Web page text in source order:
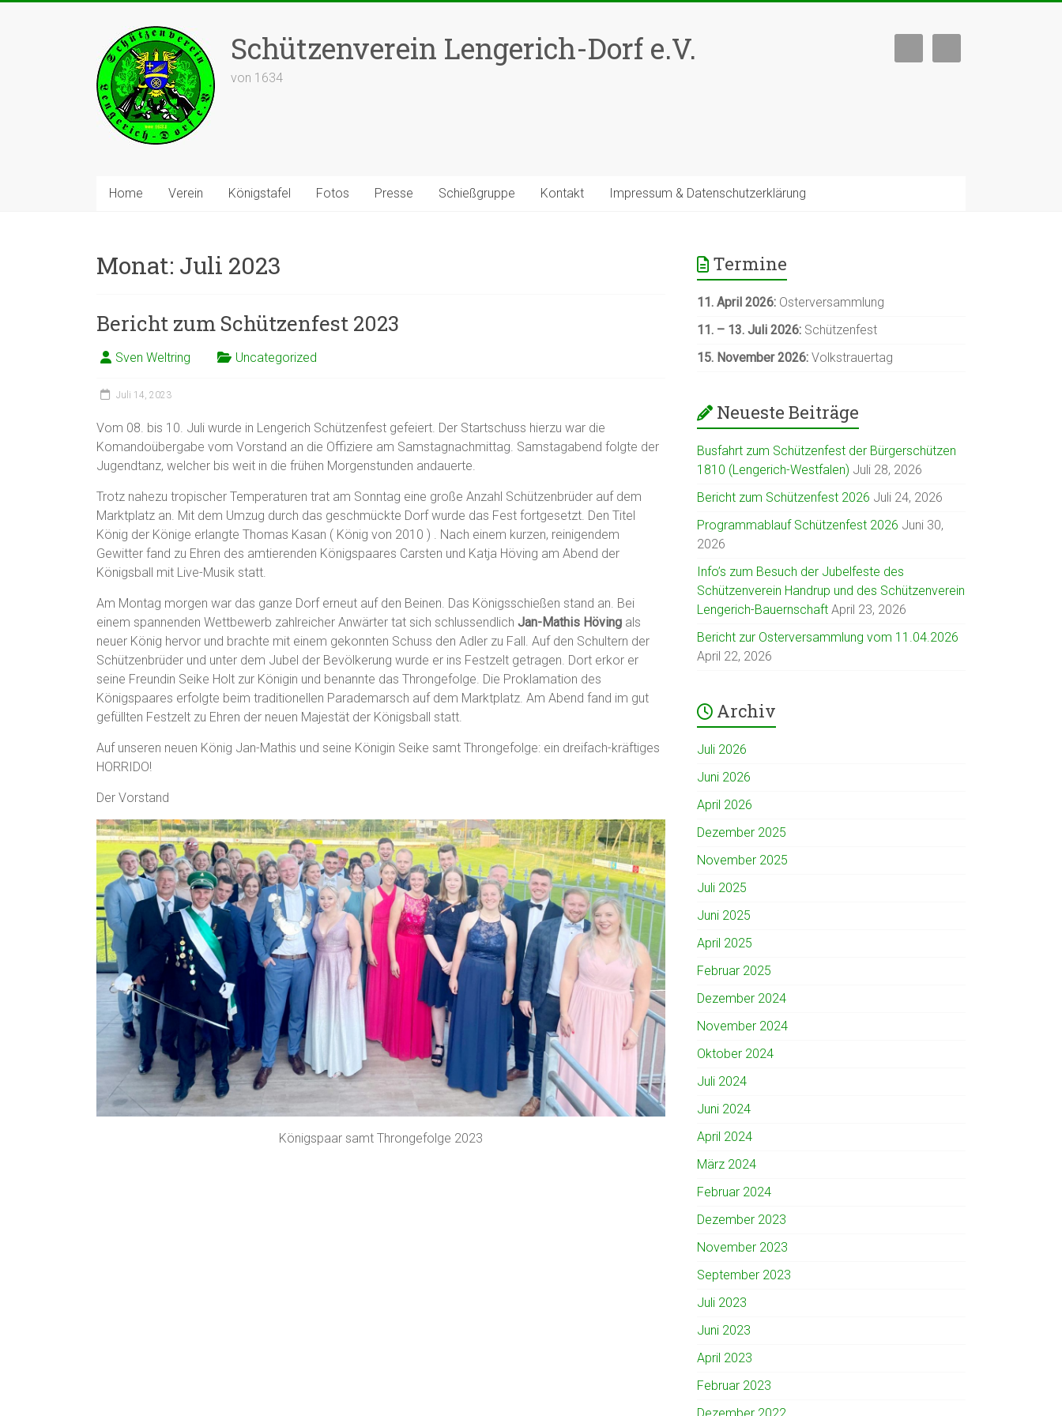
Schützenverein Lengerich-Dorf e.V.
von 1634
Home Verein Königstafel Fotos Presse Schießgruppe Kontakt Impressum & Datenschutzerklärung
Monat: Juli 2023
Bericht zum Schützenfest 2023
Sven Weltring Uncategorized
Juli 14, 2023
Vom 08. bis 10. Juli wurde in Lengerich Schützenfest gefeiert. Der Startschuss hierzu war die
Komandoübergabe vom Vorstand an die Offiziere am Samstagnachmittag. Samstagabend folgte der
Jugendtanz, welcher bis weit in die frühen Morgenstunden andauerte.
Trotz nahezu tropischer Temperaturen trat am Sonntag eine große Anzahl Schützenbrüder auf dem
Marktplatz an. Mit dem Umzug durch das geschmückte Dorf wurde das Fest fortgesetzt. Den Titel
König der Könige erlangte Thomas Kasan ( König von 2010 ) . Nach einem kurzen, reinigendem
Gewitter fand zu Ehren des amtierenden Königspaares Carsten und Katja Höving am Abend der
Königsball mit Live-Musik statt.
Am Montag morgen war das ganze Dorf erneut auf den Beinen. Das Königsschießen stand an. Bei
einem spannenden Wettbewerb zahlreicher Anwärter tat sich schlussendlich Jan-Mathis Höving als
neuer König hervor und brachte mit einem gekonnten Schuss den Adler zu Fall. Auf den Schultern der
Schützenbrüder und unter dem Jubel der Bevölkerung wurde er ins Festzelt getragen. Dort erkor er
seine Freundin Seike Holt zur Königin und benannte das Throngefolge. Die Proklamation des
Königspaares erfolgte beim traditionellen Parademarsch auf dem Marktplatz. Am Abend fand im gut
gefüllten Festzelt zu Ehren der neuen Majestät der Königsball statt.
Auf unseren neuen König Jan-Mathis und seine Königin Seike samt Throngefolge: ein dreifach-kräftiges
HORRIDO!
Der Vorstand
Königspaar samt Throngefolge 2023
Termine
11. April 2026: Osterversammlung
11. – 13. Juli 2026: Schützenfest
15. November 2026: Volkstrauertag
Neueste Beiträge
Busfahrt zum Schützenfest der Bürgerschützen
1810 (Lengerich-Westfalen) Juli 28, 2026
Bericht zum Schützenfest 2026 Juli 24, 2026
Programmablauf Schützenfest 2026 Juni 30,
2026
Info’s zum Besuch der Jubelfeste des
Schützenverein Handrup und des Schützenverein
Lengerich-Bauernschaft April 23, 2026
Bericht zur Osterversammlung vom 11.04.2026
April 22, 2026
Archiv
Juli 2026
Juni 2026
April 2026
Dezember 2025
November 2025
Juli 2025
Juni 2025
April 2025
Februar 2025
Dezember 2024
November 2024
Oktober 2024
Juli 2024
Juni 2024
April 2024
März 2024
Februar 2024
Dezember 2023
November 2023
September 2023
Juli 2023
Juni 2023
April 2023
Februar 2023